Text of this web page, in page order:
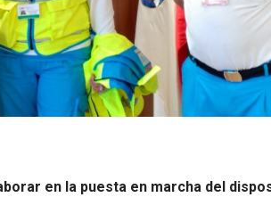
en la puesta en marcha del